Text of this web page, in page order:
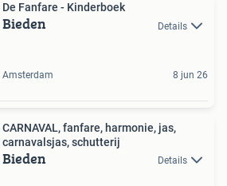
De Fanfare - Kinderboek
Bieden Details
Amsterdam 8 jun 26
CARNAVAL, fanfare, harmonie, jas,
carnavalsjas, schutterij
Bieden Details